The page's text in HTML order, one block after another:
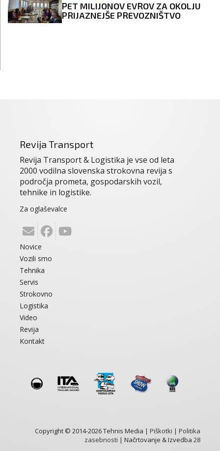
PET MILIJONOV EVROV ZA OKOLJU
PRIJAZNEJŠE PREVOZNIŠTVO
Revija Transport
Revija Transport & Logistika je vse od leta
2000 vodilna slovenska strokovna revija s
področja prometa, gospodarskih vozil,
tehnike in logistike.
Za oglaševalce
Novice
Vozili smo
Tehnika
Servis
Strokovno
Logistika
Video
Revija
Kontakt
Copyright © 2014-2026 Tehnis Media | Piškotki | Politika
zasebnosti | Načrtovanje & Izvedba 28